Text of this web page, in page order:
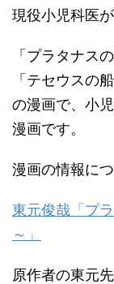
現役小児科医
「プラタナス
「テセウスの
の漫画で、小
漫画です。
漫画の情報に
東元俊哉「プ
～」
原作者の東元